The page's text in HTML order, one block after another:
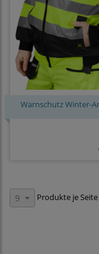
Warnschutz Winter-
9 Produkte je Seite